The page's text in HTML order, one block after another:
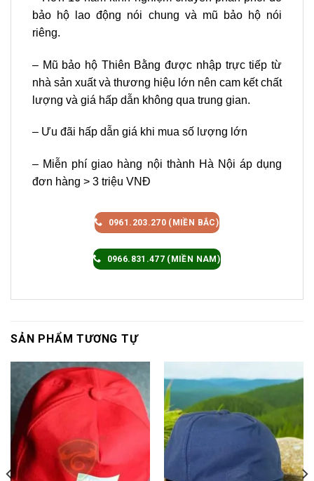
bảo hộ lao động nói chung và mũ bảo hộ nói
riêng.
– Mũ bảo hộ Thiên Bằng được nhập trực tiếp từ
nhà sản xuất và thương hiệu lớn nên cam kết chất
lượng và giá hấp dẫn không qua trung gian.
– Ưu đãi hấp dẫn giá khi mua số lượng lớn
– Miễn phí giao hàng nội thành Hà Nội áp dụng
đơn hàng > 3 triệu VNĐ
0961.203.270 (MIỀN BẮC)
0966.831.477 (MIỀN NAM)
SẢN PHẨM TƯƠNG TỰ